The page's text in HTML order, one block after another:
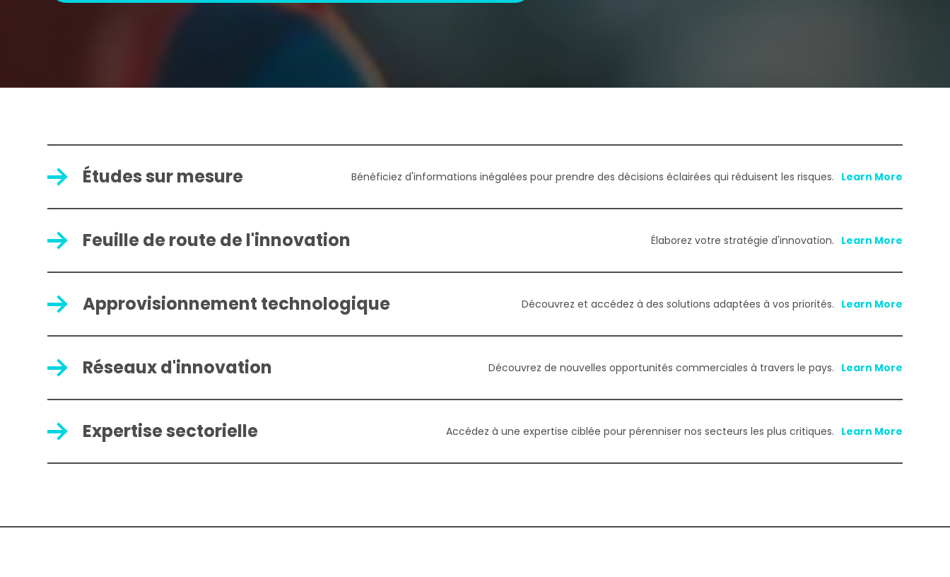
Études sur mesure Bénéficiez d'informations inégalées pour prendre des décisions éclairées qui réduisent les risques.
Feuille de route de l'innovation Élaborez votre stratégie d'innovation.
Approvisionnement technologique Découvrez et accédez à des solutions adaptées à vos priorités.
Réseaux d'innovation Découvrez de nouvelles opportunités commerciales à travers le pays.
Expertise sectorielle Accédez à une expertise ciblée pour pérenniser nos secteurs les plus critiques.